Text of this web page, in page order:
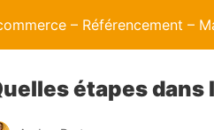
– Référencement –
étapes dans